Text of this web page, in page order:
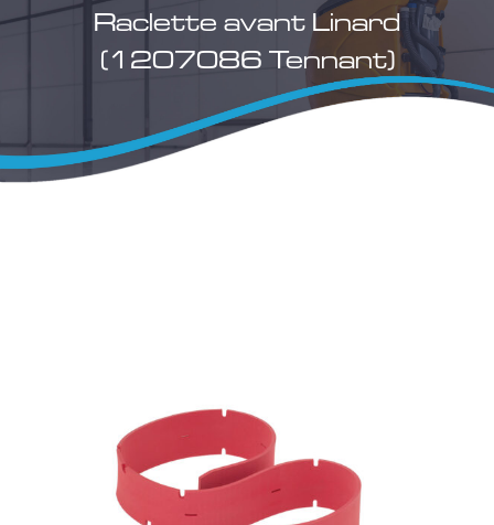
Raclette avant Linard
(1207086 Tennant)